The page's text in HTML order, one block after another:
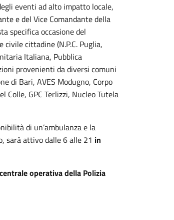
eventi ad alto impatto locale,
e del Vice Comandante della
specifica occasione del
cittadine (N.P.C. Puglia,
Italiana, Pubblica
provenienti da diversi comuni
di Bari, AVES Modugno, Corpo
Colle, GPC Terlizzi, Nucleo Tutela
di un’ambulanza e la
sarà attivo dalle 6 alle 21 in
operativa della Polizia